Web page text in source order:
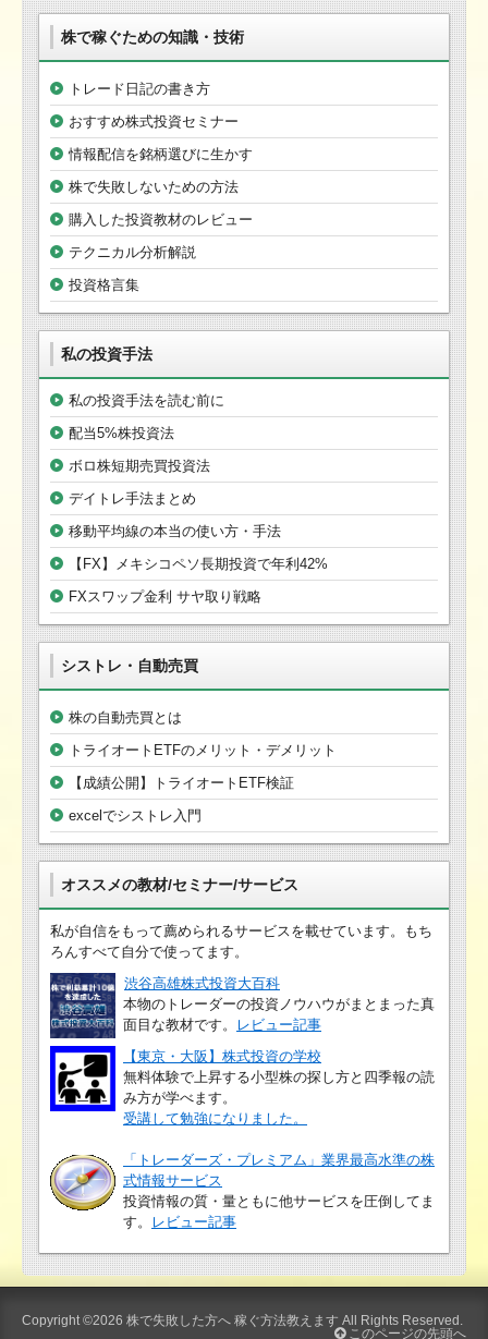
株で稼ぐための知識・技術
トレード日記の書き方
おすすめ株式投資セミナー
情報配信を銘柄選びに生かす
株で失敗しないための方法
購入した投資教材のレビュー
テクニカル分析解説
投資格言集
私の投資手法
私の投資手法を読む前に
配当5%株投資法
ボロ株短期売買投資法
デイトレ手法まとめ
移動平均線の本当の使い方・手法
【FX】メキシコペソ長期投資で年利42%
FXスワップ金利 サヤ取り戦略
シストレ・自動売買
株の自動売買とは
トライオートETFのメリット・デメリット
【成績公開】トライオートETF検証
excelでシストレ入門
オススメの教材/セミナー/サービス
私が自信をもって薦められるサービスを載せています。もち
ろんすべて自分で使ってます。
渋谷高雄株式投資大百科
本物のトレーダーの投資ノウハウがまとまった真
面目な教材です。
レビュー記事
【東京・大阪】株式投資の学校
無料体験で上昇する小型株の探し方と四季報の読
み方が学べます。
受講して勉強になりました。
「トレーダーズ・プレミアム」業界最高水準の株
式情報サービス
投資情報の質・量ともに他サービスを圧倒してま
す。
レビュー記事
Copyright ©2026 株で失敗した方へ 稼ぐ方法教えます All Rights Reserved.
このページの先頭へ